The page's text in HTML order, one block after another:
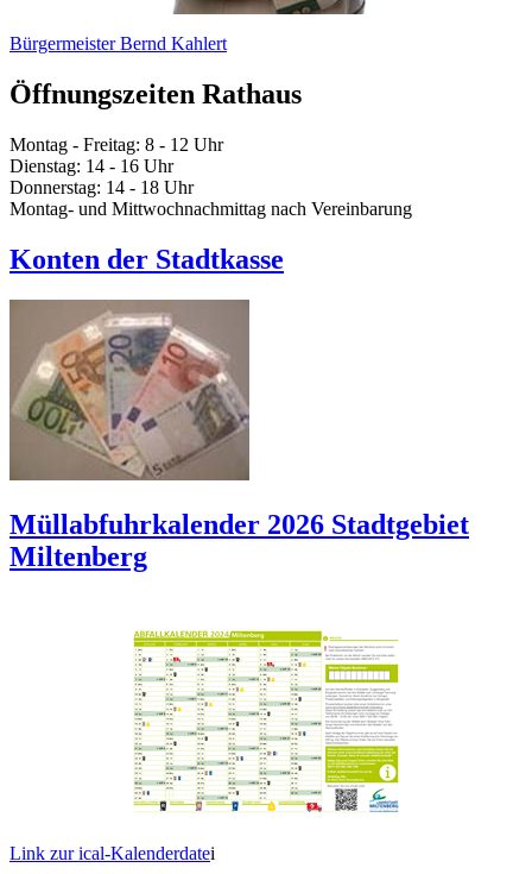
Bürgermeister Bernd Kahlert
Öffnungszeiten Rathaus
Montag - Freitag: 8 - 12 Uhr
Dienstag: 14 - 16 Uhr
Donnerstag: 14 - 18 Uhr
Montag- und Mittwochnachmittag nach Vereinbarung
Konten der Stadtkasse
Müllabfuhrkalender 2026 Stadtgebiet
Miltenberg
Link zur ical-Kalenderdatei